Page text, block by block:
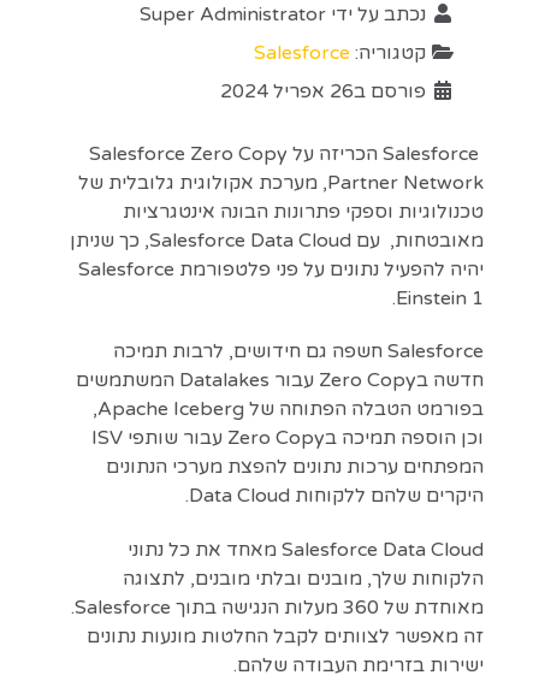
נכתב על ידי Super Administrator
קטגוריה: Salesforce
פורסם ב26 אפריל 2024
Salesforce הכריזה על Salesforce Zero Copy
Partner Network, מערכת אקולוגית גלובלית של
טכנולוגיות וספקי פתרונות הבונה אינטגרציות
מאובטחות, עם Salesforce Data Cloud, כך שניתן
יהיה להפעיל נתונים על פני פלטפורמת Salesforce
Einstein 1.
Salesforce חשפה גם חידושים, לרבות תמיכה
חדשה בZero Copy עבור Datalakes המשתמשים
בפורמט הטבלה הפתוחה של Apache Iceberg,
וכן הוספה תמיכה בZero Copy עבור שותפי ISV
המפתחים ערכות נתונים להפצת מערכי הנתונים
היקרים שלהם ללקוחות Data Cloud.
Salesforce Data Cloud מאחד את כל נתוני
הלקוחות שלך, מובנים ובלתי מובנים, לתצוגה
מאוחדת של 360 מעלות הנגישה בתוך Salesforce.
זה מאפשר לצוותים לקבל החלטות מונעות נתונים
ישירות בזרימת העבודה שלהם.